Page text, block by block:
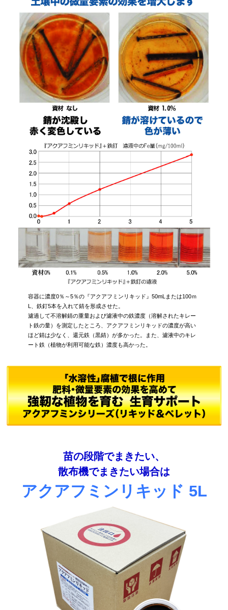
容器に濃度0％～5％の『アクアフミンリキッド』50mLまたは100ｍ
L、鉄釘5本を入れて錆を形成させた。
濾過して不溶解錆の重量および濾液中の鉄濃度（溶解されたキレー
ト鉄の量）を測定したところ、アクアフミンリキッドの濃度が高い
ほど錆は少なく、還元鉄（黒錆）が多かった。また、濾液中のキレ
ート鉄（植物が利用可能な鉄）濃度も高かった。
苗の段階でまきたい、
散布機でまきたい場合は
アクアフミンリキッド 5L